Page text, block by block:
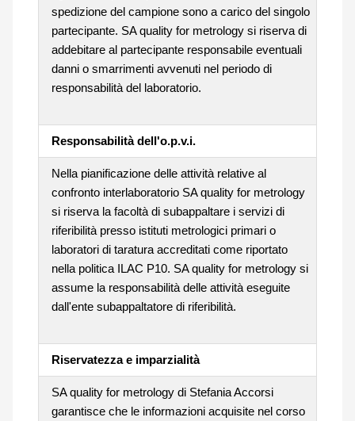
spedizione del campione sono a carico del singolo
partecipante. SA quality for metrology si riserva di
addebitare al partecipante responsabile eventuali
danni o smarrimenti avvenuti nel periodo di
responsabilità del laboratorio.
Responsabilità dell'o.p.v.i.
Nella pianificazione delle attività relative al
confronto interlaboratorio SA quality for metrology
si riserva la facoltà di subappaltare i servizi di
riferibilità presso istituti metrologici primari o
laboratori di taratura accreditati come riportato
nella politica ILAC P10. SA quality for metrology si
assume la responsabilità delle attività eseguite
dall'ente subappaltatore di riferibilità.
Riservatezza e imparzialità
SA quality for metrology di Stefania Accorsi
garantisce che le informazioni acquisite nel corso